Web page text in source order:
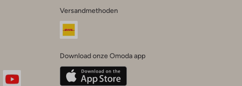
Versandmethoden
Download onze Omoda app